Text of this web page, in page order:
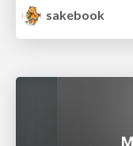
sakebook